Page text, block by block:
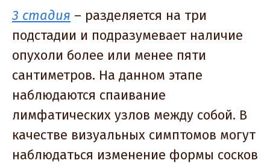
3 стадия – разделяется на три
подстадии и подразумевает наличие
опухоли более или менее пяти
сантиметров. На данном этапе
наблюдаются спаивание
лимфатических узлов между собой. В
качестве визуальных симптомов могут
наблюдаться изменение формы сосков